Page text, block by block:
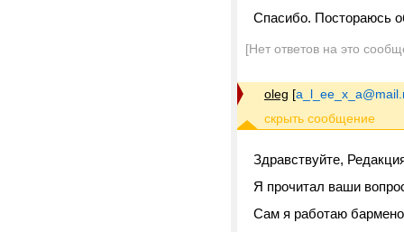
Спасибо. Постораюсь
[Нет ответов на это
oleg [
Здравствуйте,
Я прочитал ваши
Сам я работаю